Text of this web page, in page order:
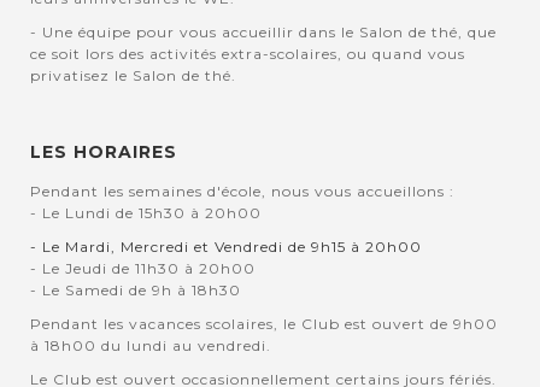
- Une équipe pour vous accueillir dans le Salon de thé, que
ce soit lors des activités extra-scolaires, ou quand vous
privatisez le Salon de thé.
LES HORAIRES
Pendant les semaines d'école, nous vous accueillons :
- Le Lundi de 15h30 à 20h00
- Le Mardi, Mercredi et Vendredi de 9h15 à 20h00
- Le Jeudi de 11h30 à 20h00
- Le Samedi de 9h à 18h30
Pendant les vacances scolaires, le Club est ouvert de 9h00
à 18h00 du lundi au vendredi.
Le Club est ouvert occasionnellement certains jours fériés.